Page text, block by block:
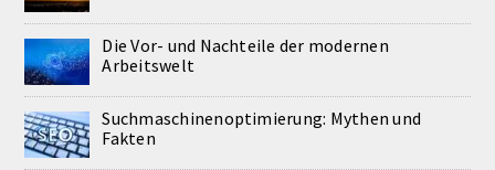
Die Vor- und Nachteile der modernen
Arbeitswelt
Suchmaschinenoptimierung: Mythen und
Fakten